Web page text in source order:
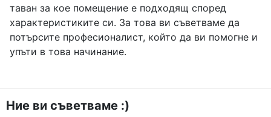
таван за кое помещение е подходящ според
характеристиките си. За това ви съветваме да
потърсите професионалист, който да ви помогне и
упъти в това начинание.
Ние ви съветваме :)